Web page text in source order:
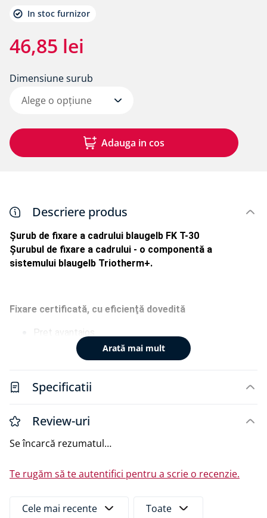
9.
triotherm
In stoc furnizor
46,85 lei
Dimensiune surub
Alege o opțiune
Adauga in cos
Descriere produs
Şurub de fixare a cadrului blaugelb FK T-30
Şurubul de fixare a cadrului - o componentă a
sistemului blaugelb Triotherm+.
Fixare certificată, cu eficienţă dovedită
Preţ avantajos
Vârful îngust al filetului reduce cuplul de înfiletare
Utilizare universală în numeroase materiale de
Fixare la distanţă fără proptele laterale (cu certificat
Adecvat pentru fixarea cu cleme
Transmiterea optimă a forţei cuplului de înfiletare
prin vârful TX
Arată mai mult
Specificatii
Review-uri
Se încarcă rezumatul…
Te rugăm să te autentifici pentru a scrie o recenzie.
Cele mai recente Toate